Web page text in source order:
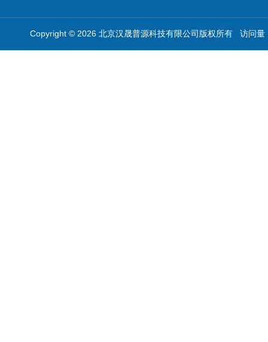
Copyright © 2026 北京汉晟普源科技有限公司版权所有 访问量